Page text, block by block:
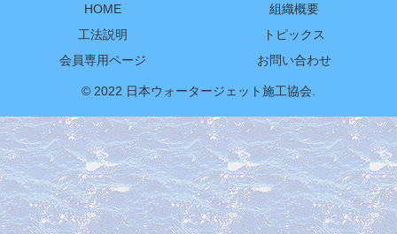
HOME
組織概要
工法説明
トピックス
会員専用ページ
お問い合わせ
© 2022 日本ウォータージェット施工協会.